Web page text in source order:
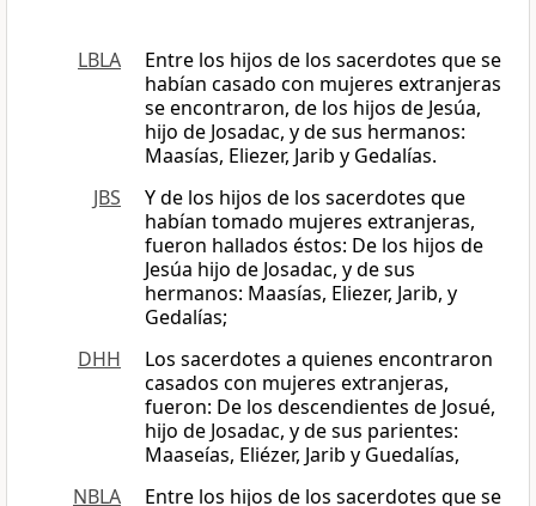
LBLA
Entre los hijos de los sacerdotes que se
habían casado con mujeres extranjeras
se encontraron, de los hijos de Jesúa,
hijo de Josadac, y de sus hermanos:
Maasías, Eliezer, Jarib y Gedalías.
JBS
Y de los hijos de los sacerdotes que
habían tomado mujeres extranjeras,
fueron hallados éstos: De los hijos de
Jesúa hijo de Josadac, y de sus
hermanos: Maasías, Eliezer, Jarib, y
Gedalías;
DHH
Los sacerdotes a quienes encontraron
casados con mujeres extranjeras,
fueron: De los descendientes de Josué,
hijo de Josadac, y de sus parientes:
Maaseías, Eliézer, Jarib y Guedalías,
NBLA
Entre los hijos de los sacerdotes que se